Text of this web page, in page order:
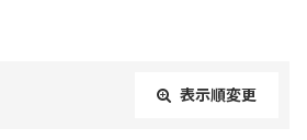
表示順変更